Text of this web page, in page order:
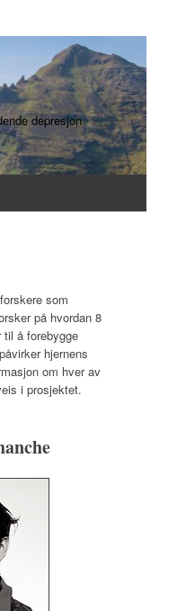
depresjon
som
på hvordan 8
å forebygge
hjernens
om hver av
i prosjektet.